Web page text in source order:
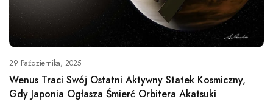
29 Października, 2025
Wenus Traci Swój Ostatni Aktywny Statek Kosmiczny,
Gdy Japonia Ogłasza Śmierć Orbitera Akatsuki